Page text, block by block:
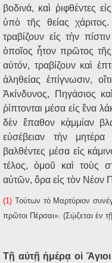
βοδινά, καὶ ῥιφθέντες
ὑπὸ τῆς θείας
τραβίζουν εἰς τὴν
ὁποῖος ἦτον πρῶτος
αὐτόν, τραβίζουν καὶ
ἀληθείας ἐπίγνωσιν,
Ἀκίνδυνος, Πηγάσιος
ῥίπτονται μέσα εἰς ἕνα
δὲν ἔπαθον κᾀμμίαν
εὐσέβειαν τὴν
βαλθέντες μέσα εἰς
τέλος, ὁμοῦ καὶ τοὺς
αὐτῶν, ὅρα εἰς τὸν Νέον
(1) Τούτων τὸ Μαρτύριον
πρῶτοι Πέρσαι». (Σῴζεται ἐν
Τῇ αὐτῇ ἡμέρᾳ οἱ